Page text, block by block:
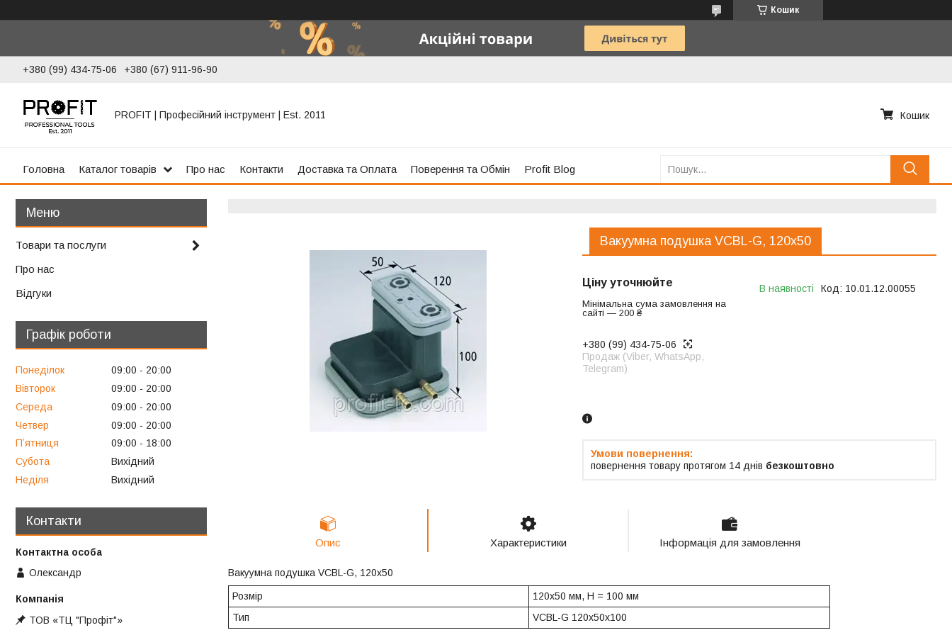
Кошик
+380 (99) 434-75-06 +380 (67) 911-96-90
PROFIT | Професійний інструмент | Est. 2011 Кошик
Головна Каталог товарів Про нас Контакти Доставка та Оплата Поверення та Обмін Profit Blog
Вакуумна подушка VCBL-G, 120x50
Ціну уточнюйте
Мінімальна сума замовлення на
сайті — 200 ₴
В наявності Код: 10.01.12.00055
+380 (99) 434-75-06
Продаж (Viber, WhatsApp,
Telegram)
повернення товару протягом 14 днів безкоштовно
Опис Характеристики Інформація для замовлення
Вакуумна подушка VCBL-G, 120x50
Розмір
120x50 мм, H = 100 мм
Тип
VCBL-G 120x50x100
Товари та послуги
Про нас
Відгуки
Графік роботи
Понеділок 09:00
20:00
Вівторок
09:00
20:00
Середа
09:00
20:00
Четвер
09:00
20:00
Пʼятниця
09:00
18:00
Субота
Вихідний
Неділя
Вихідний
Контакти
Олександр
ТОВ «ТЦ "Профіт"»